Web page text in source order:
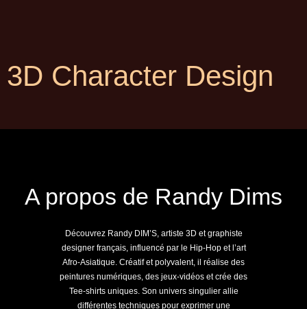
3D Character Design
A propos de Randy Dims
Découvrez Randy DIM’S, artiste 3D et graphiste
designer français, influencé par le Hip-Hop et l’art
Afro-Asiatique. Créatif et polyvalent, il réalise des
peintures numériques, des jeux-vidéos et crée des
Tee-shirts uniques. Son univers singulier allie
différentes techniques pour exprimer une